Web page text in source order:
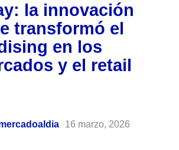
la innovación
transformó el
en los
y el retail
16 marzo, 2026